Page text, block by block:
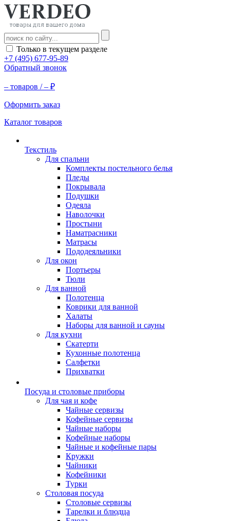
Только в текущем разделе
+7 (495) 677-95-89
Обратный звонок
– товаров /– ₽
Оформить заказ
Каталог товаров
Текстиль
Для спальни
Комплекты постельного белья
Пледы
Покрывала
Подушки
Одеяла
Наволочки
Простыни
Наматрасники
Матрасы
Пододеяльники
Для окон
Портьеры
Тюли
Для ванной
Полотенца
Коврики для ванной
Халаты
Наборы для ванной и сауны
Для кухни
Скатерти
Кухонные полотенца
Салфетки
Прихватки
Посуда и столовые приборы
Для чая и кофе
Чайные сервизы
Кофейные сервизы
Чайные наборы
Кофейные наборы
Чайные и кофейные пары
Кружки
Чайники
Кофейники
Турки
Столовая посуда
Столовые сервизы
Тарелки и блюдца